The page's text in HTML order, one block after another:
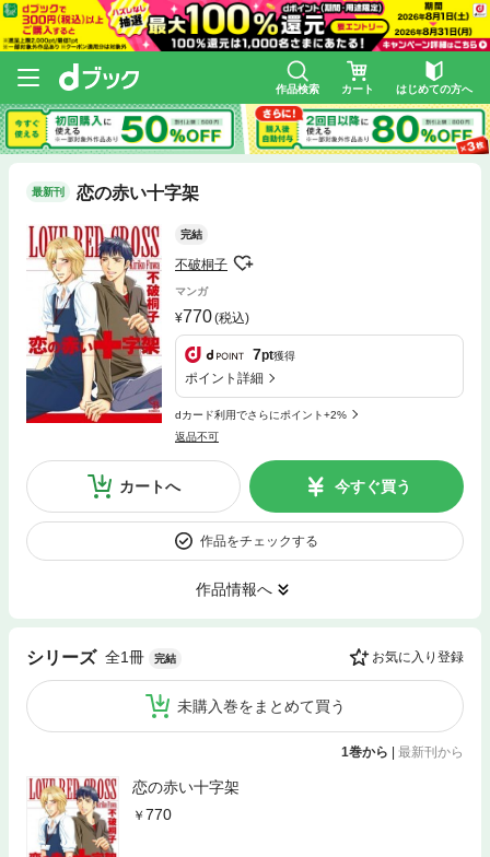
作品検索 カート はじめての方へ
最新刊 恋の赤い十字架
完結
不破桐子
マンガ
770(税込)
7pt獲得
ポイント詳細
dカード利用でさらにポイント+2%
返品不可
カートへ 今すぐ買う
作品をチェックする
作品情報へ
シリーズ 全1冊 完結 お気に入り登録
未購入巻をまとめて買う
1巻から 最新刊から
恋の赤い十字架
770